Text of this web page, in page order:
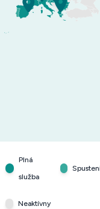
Plná
služba
Neaktívny